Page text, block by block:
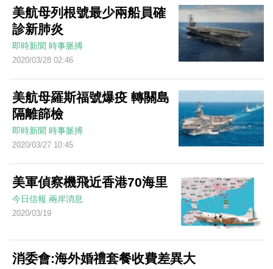
美航母列根號最少兩船員確
診新肺炎
即時新聞 時事脈搏
2020/03/28 02:46
美航母羅斯福號爆疫 轉關島
隔離篩檢
即時新聞 時事脈搏
2020/03/27 10:45
美軍偵察機飛近香港70海里
今日信報 兩岸消息
2020/03/19
消委會:海外婚禮套餐收費差異大